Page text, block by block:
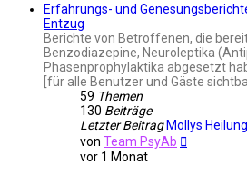
Erfahrungs- und
Entzug
Berichte von Betroffenen, die
Benzodiazepine, Neuroleptika
Phasenprophylaktika abgesetzt
[für alle Benutzer und Gäste
59 Themen
130 Beiträge
Letzter Beitrag Mollys
von Team PsyAb
vor 1 Monat